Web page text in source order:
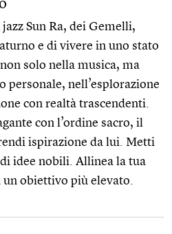
Sun Ra, dei Gemelli,
e di vivere in uno stato
solo nella musica, ma
personale, nell’esplorazione
con realtà trascendenti.
con l’ordine sacro, il
ispirazione da lui. Metti
idee nobili. Allinea la tua
obiettivo più elevato.